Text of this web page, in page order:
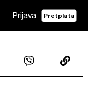
Prijava Pretplata